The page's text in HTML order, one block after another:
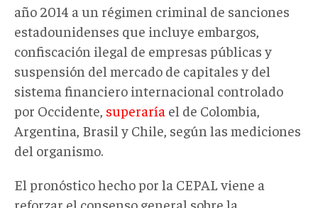
año 2014 a un régimen criminal de sanciones
estadounidenses que incluye embargos,
confiscación ilegal de empresas públicas y
suspensión del mercado de capitales y del
sistema financiero internacional controlado
por Occidente, superaría el de Colombia,
Argentina, Brasil y Chile, según las mediciones
del organismo.
El pronóstico hecho por la CEPAL viene a
reforzar el consenso general sobre la